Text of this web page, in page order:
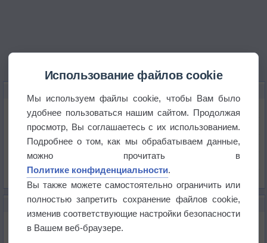
Температура
Давление
Осадки
Облачность
Список всех карт
НОВОЕ О ПОГОДЕ
Погода в Екатеринбурге 6 августа
Использование файлов cookie
Мы используем файлы cookie, чтобы Вам было
удобнее пользоваться нашим сайтом. Продолжая
просмотр, Вы соглашаетесь с их использованием.
Подробнее о том, как мы обрабатываем данные,
можно прочитать в
Политике конфиденциальности.
Вы также можете самостоятельно ограничить или
полностью запретить сохранение файлов cookie,
изменив соответствующие настройки безопасности
в Вашем веб-браузере.